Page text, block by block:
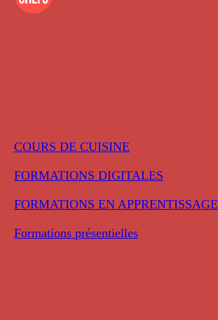
COURS DE CUISINE
FORMATIONS DIGITALES
FORMATIONS EN APPRENTISSAGE
Formations présentielles